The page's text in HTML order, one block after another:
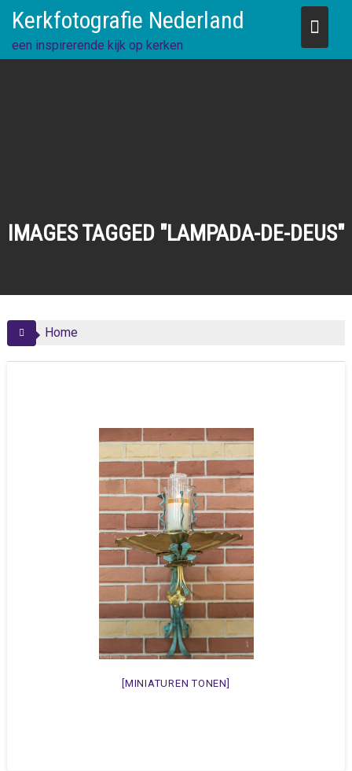
content
Kerkfotografie Nederland
een inspirerende kijk op kerken
IMAGES TAGGED "LAMPADA-DE-DEUS"
Home
[MINIATUREN TONEN]